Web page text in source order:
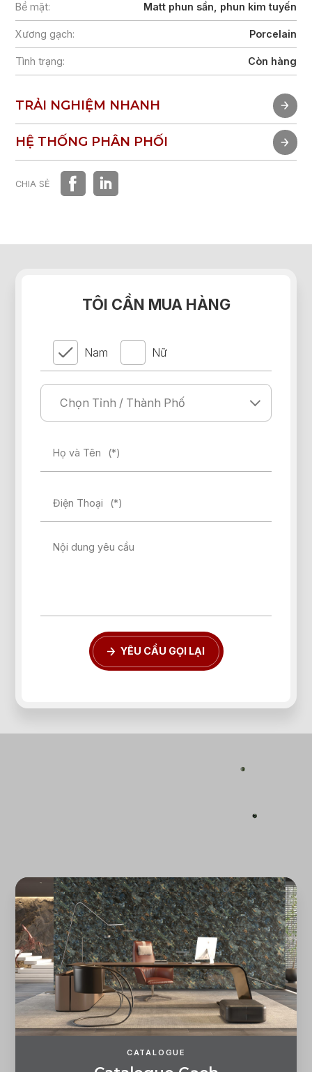
Bề mặt: Matt phun sần, phun kim tuyến
Xương gạch: Porcelain
Tình trạng: Còn hàng
TRẢI NGHIỆM NHANH
TRẢI NGHIỆM NHANH
HỆ THỐNG PHÂN PHỐI
HỆ THỐNG PHÂN PHỐI
CHIA SẺ
TÔI CẦN MUA HÀNG
Nam Nữ
Họ và Tên (*)
Điện Thoại (*)
Nội dung yêu cầu
YÊU CẦU GỌI LẠI
CATALOGUE
Quên mật khẩu?
ĐĂNG KÝ ĐĂNG NHẬP